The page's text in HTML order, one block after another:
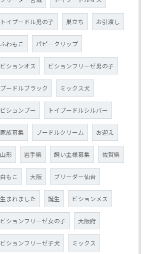
トイプードル男の子 巣立ち お引渡し
ふわもこ パピークリップ
ビションオス ビションフリーゼ男の子
プードルブラック ミックス犬
ビションプー トイプードルシルバー
家族募集 プードルクリーム お迎え
山形 岩手県 飼い主様募集 佐賀県
白もこ 大阪 ブリーダー仙台
生まれました 誕生 ビションメス
ビションフリーゼ女の子 大阪府
ビションフリーゼ子犬 ミックス